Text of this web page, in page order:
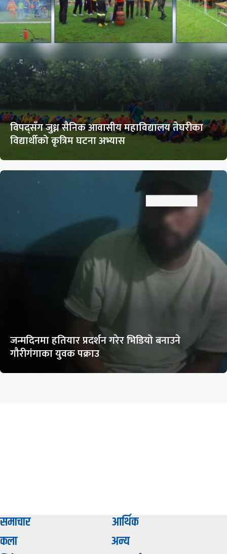
विपद्सँग जुध्न सैनिक आवासीय महाविद्यालय तेघरीका
विद्यार्थीको कृत्रिम घटना अभ्यास
जन्मदिनमा हतियार प्रदर्शन गरेर भिडियो बनाउने
गौरीगंगाका युवक पक्राउ
समाचार
आर्थिक
कला
अन्य